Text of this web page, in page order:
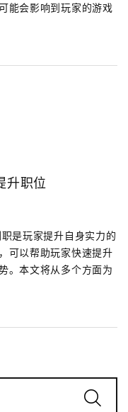
能会影响到玩家的游戏
升职位
是玩家提升自身实力的
可以帮助玩家快速提升
。本文将从多个方面为